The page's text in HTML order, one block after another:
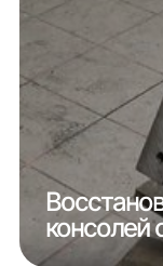
консолей